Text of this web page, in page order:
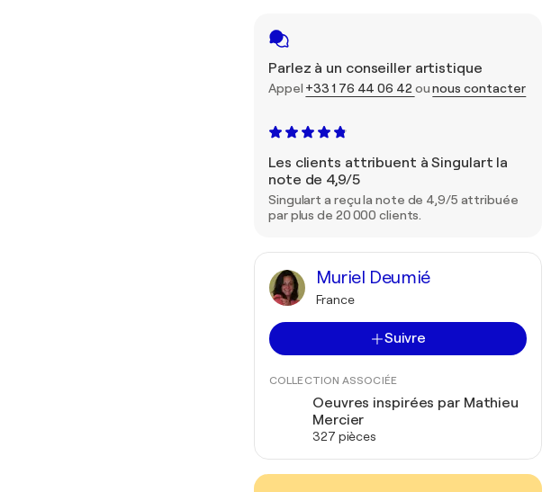
Parlez à un conseiller artistique
Appel +33 1 76 44 06 42 ounous contacter
Les clients attribuent à Singulart la
note de 4,9/5
Singulart a reçu la note de 4,9/5 attribuée
par plus de 20 000 clients.
Muriel Deumié
France
Suivre
COLLECTION ASSOCIÉE
Oeuvres inspirées par Mathieu
Mercier
327 pièces